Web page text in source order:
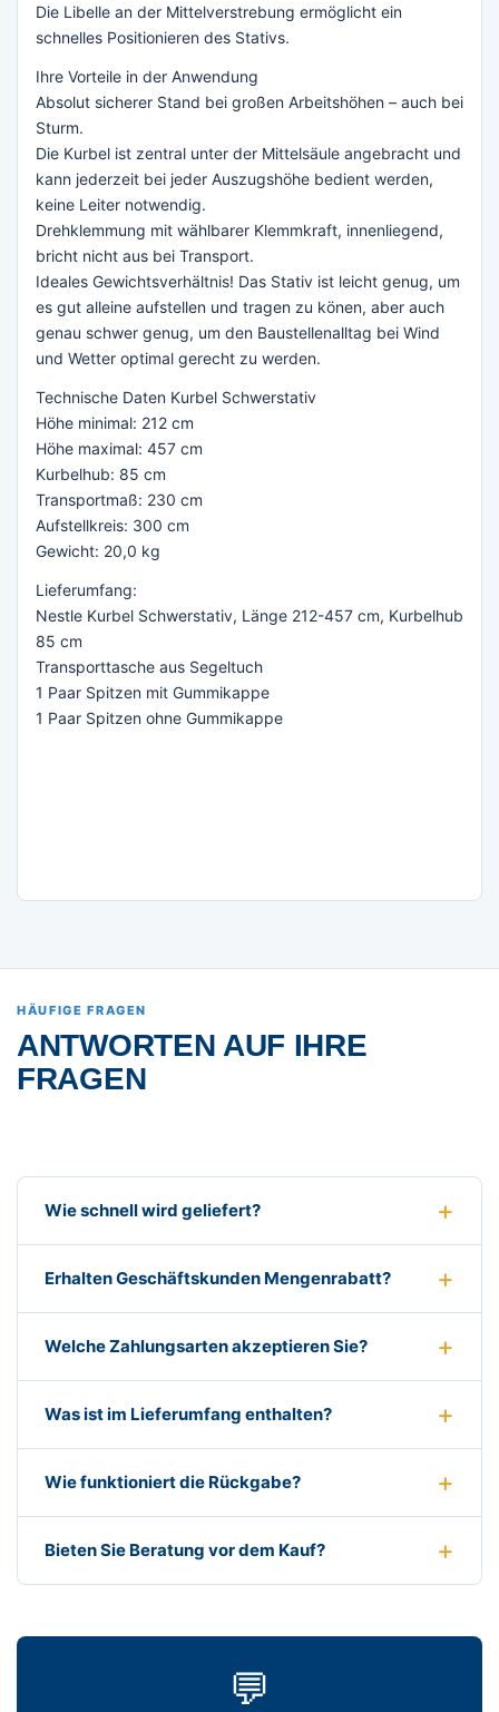
Die Libelle an der Mittelverstrebung ermöglicht ein
schnelles Positionieren des Stativs.
Ihre Vorteile in der Anwendung
Absolut sicherer Stand bei großen Arbeitshöhen – auch bei
Sturm.
Die Kurbel ist zentral unter der Mittelsäule angebracht und
kann jederzeit bei jeder Auszugshöhe bedient werden,
keine Leiter notwendig.
Drehklemmung mit wählbarer Klemmkraft, innenliegend,
bricht nicht aus bei Transport.
Ideales Gewichtsverhältnis! Das Stativ ist leicht genug, um
es gut alleine aufstellen und tragen zu könen, aber auch
genau schwer genug, um den Baustellenalltag bei Wind
und Wetter optimal gerecht zu werden.
Technische Daten Kurbel Schwerstativ
Höhe minimal: 212 cm
Höhe maximal: 457 cm
Kurbelhub: 85 cm
Transportmaß: 230 cm
Aufstellkreis: 300 cm
Gewicht: 20,0 kg
Lieferumfang:
Nestle Kurbel Schwerstativ, Länge 212-457 cm, Kurbelhub
85 cm
Transporttasche aus Segeltuch
1 Paar Spitzen mit Gummikappe
1 Paar Spitzen ohne Gummikappe
HÄUFIGE FRAGEN
ANTWORTEN AUF IHRE
FRAGEN
Wie schnell wird geliefert?
Erhalten Geschäftskunden Mengenrabatt?
Welche Zahlungsarten akzeptieren Sie?
Was ist im Lieferumfang enthalten?
Wie funktioniert die Rückgabe?
Bieten Sie Beratung vor dem Kauf?
💬